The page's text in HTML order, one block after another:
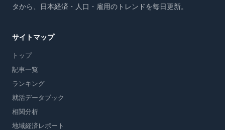
タから、日本経済・人口・雇用のトレンドを毎日更新。
サイトマップ
トップ
記事一覧
ランキング
就活データブック
相関分析
地域経済レポート